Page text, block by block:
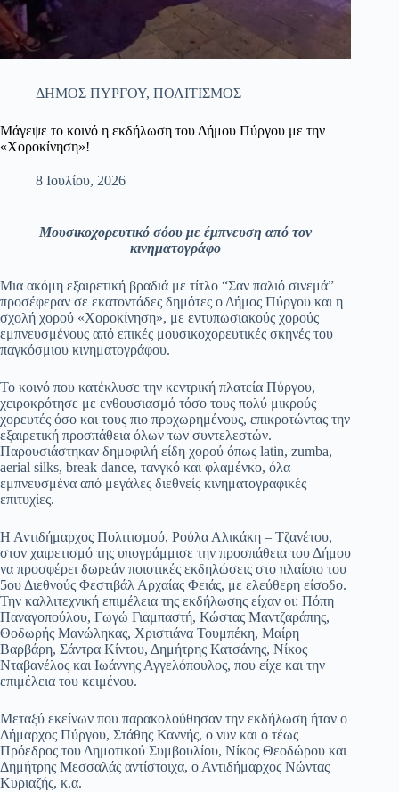
ΔΗΜΟΣ ΠΥΡΓΟΥ, ΠΟΛΙΤΙΣΜΟΣ
Μάγεψε το κοινό η εκδήλωση του Δήμου Πύργου με την
«Χοροκίνηση»!
8 Ιουλίου, 2026
Μουσικοχορευτικό σόου με έμπνευση από τον
κινηματογράφο
Μια ακόμη εξαιρετική βραδιά με τίτλο “Σαν παλιό σινεμά”
προσέφεραν σε εκατοντάδες δημότες ο Δήμος Πύργου και η
σχολή χορού «Χοροκίνηση», με εντυπωσιακούς χορούς
εμπνευσμένους από επικές μουσικοχορευτικές σκηνές του
παγκόσμιου κινηματογράφου.
Το κοινό που κατέκλυσε την κεντρική πλατεία Πύργου,
χειροκρότησε με ενθουσιασμό τόσο τους πολύ μικρούς
χορευτές όσο και τους πιο προχωρημένους, επικροτώντας την
εξαιρετική προσπάθεια όλων των συντελεστών.
Παρουσιάστηκαν δημοφιλή είδη χορού όπως latin, zumba,
aerial silks, break dance, τανγκό και φλαμένκο, όλα
εμπνευσμένα από μεγάλες διεθνείς κινηματογραφικές
επιτυχίες.
Η Αντιδήμαρχος Πολιτισμού, Ρούλα Αλικάκη – Τζανέτου,
στον χαιρετισμό της υπογράμμισε την προσπάθεια του Δήμου
να προσφέρει δωρεάν ποιοτικές εκδηλώσεις στο πλαίσιο του
5ου Διεθνούς Φεστιβάλ Αρχαίας Φειάς, με ελεύθερη είσοδο.
Την καλλιτεχνική επιμέλεια της εκδήλωσης είχαν οι: Πόπη
Παναγοπούλου, Γωγώ Γιαμπαστή, Κώστας Μαντζαράπης,
Θοδωρής Μανώληκας, Χριστιάνα Τουμπέκη, Μαίρη
Βαρβάρη, Σάντρα Κίντου, Δημήτρης Κατσάνης, Νίκος
Νταβανέλος και Ιωάννης Αγγελόπουλος, που είχε και την
επιμέλεια του κειμένου.
Μεταξύ εκείνων που παρακολούθησαν την εκδήλωση ήταν ο
Δήμαρχος Πύργου, Στάθης Καννής, ο νυν και ο τέως
Πρόεδρος του Δημοτικού Συμβουλίου, Νίκος Θεοδώρου και
Δημήτρης Μεσσαλάς αντίστοιχα, ο Αντιδήμαρχος Νώντας
Κυριαζής, κ.α.